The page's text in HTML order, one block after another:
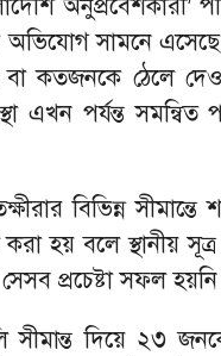
অনুপ্রবেশকারী’
অভিযোগ সামনে
কতজনকে ঠেলে
এখন পর্যন্ত সমন্বিত
বিভিন্ন সীমান্তে
হয় বলে স্থানীয়
প্রচেষ্টা সফল
সীমান্ত দিয়ে ২৩